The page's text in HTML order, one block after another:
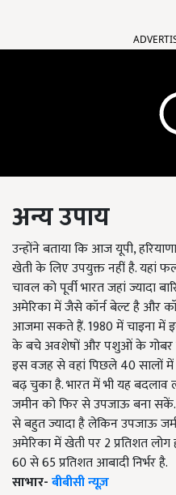
अन्यउपाय
उन्होंने बताया कि आज यूपी,
खेती के लिए उपयुक्त नहीं है. यहां
चावल को पूर्वी भारत जहां ज्यादा
अमेरिका में जैसे कॉर्न बेल्ट है और
आजमा सकते हैं. 1980 में चाइना में
के बचे अवशेषों और पशुओं के गोबर
इस वजह से वहां पिछले 40 सालों
बढ़ चुका है. भारत में भी यह बदलाव
जमीन को फिर से उपजाऊ बना
से बहुत ज्यादा है लेकिन उपजाऊ
अमेरिका में खेती पर 2 प्रतिशत लोग
60 से 65 प्रतिशत आबादी निर्भर है.
साभार-बीबीसी न्यूज़